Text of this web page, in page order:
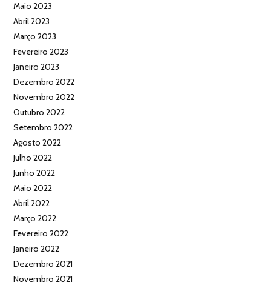
Maio 2023
Abril 2023
Março 2023
Fevereiro 2023
Janeiro 2023
Dezembro 2022
Novembro 2022
Outubro 2022
Setembro 2022
Agosto 2022
Julho 2022
Junho 2022
Maio 2022
Abril 2022
Março 2022
Fevereiro 2022
Janeiro 2022
Dezembro 2021
Novembro 2021